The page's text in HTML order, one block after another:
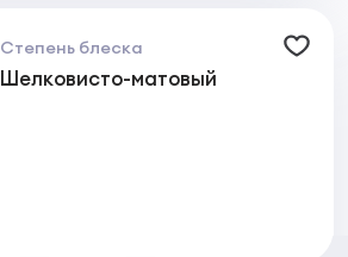
Степень блеска
Шелковисто-матовый